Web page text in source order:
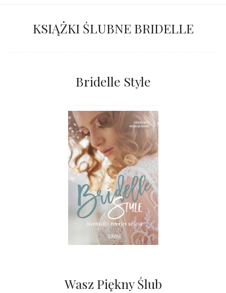
KSIĄŻKI ŚLUBNE BRIDELLE
Bridelle Style
Wasz Piękny Ślub